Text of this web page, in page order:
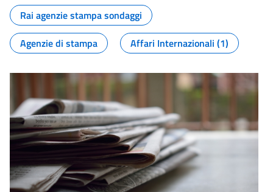
Rai agenzie stampa sondaggi
Agenzie di stampa
Affari Internazionali (1)